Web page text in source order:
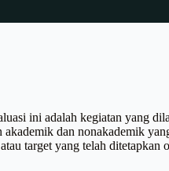
ini adalah kegiatan yang
akademik dan nonakademik
target yang telah ditetapkan